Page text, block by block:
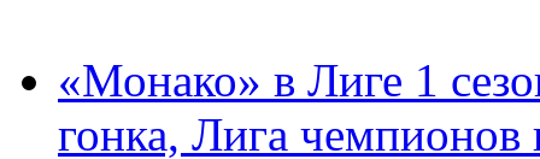
«Монако» в Лиге 1
гонка, Лига чемпионов